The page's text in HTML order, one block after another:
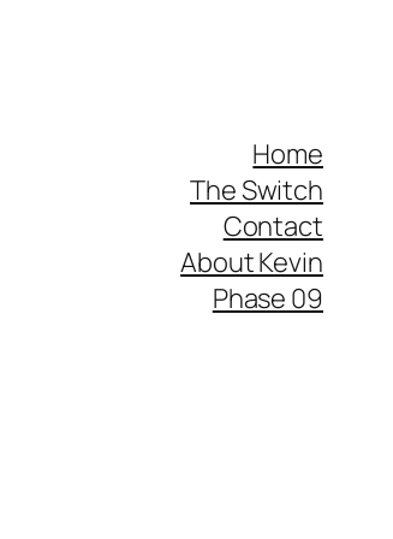
Home
The Switch
Contact
About Kevin
Phase 09